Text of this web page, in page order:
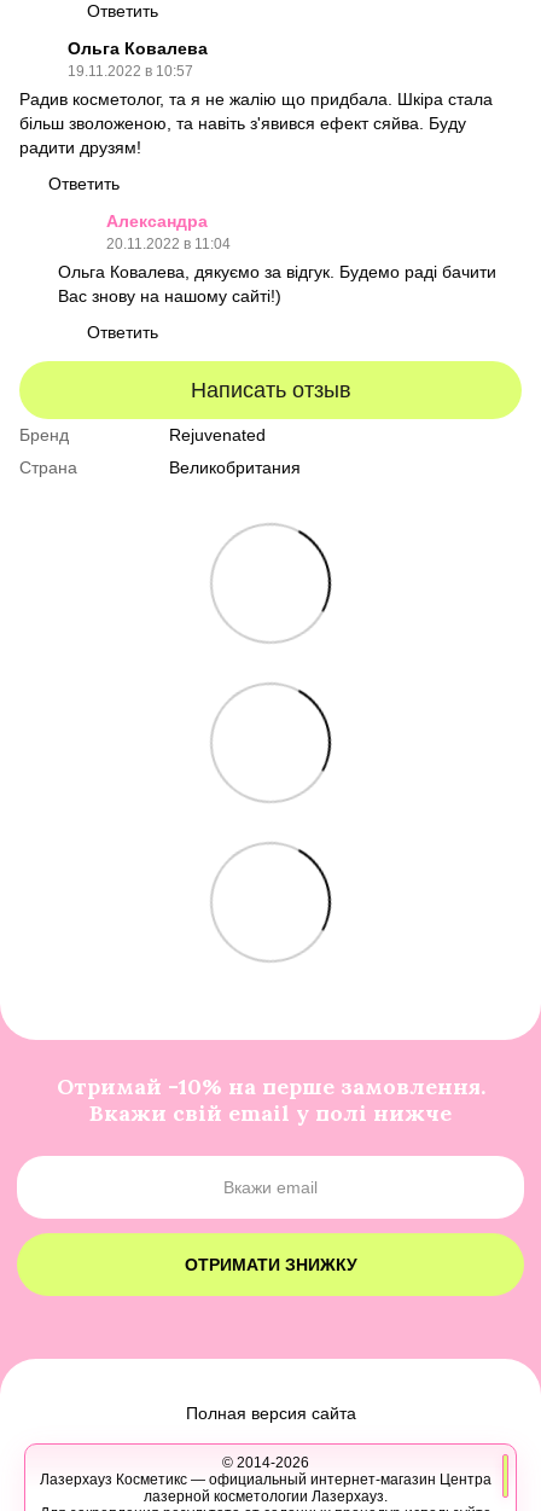
Ответить
Ольга Ковалева
19.11.2022 в 10:57
Радив косметолог, та я не жалію що придбала. Шкіра стала
більш зволоженою, та навіть з'явився ефект сяйва. Буду
радити друзям!
Ответить
Александра
20.11.2022 в 11:04
Ольга Ковалева, дякуємо за відгук. Будемо раді бачити
Вас знову на нашому сайті!)
Ответить
Написать отзыв
Бренд
Rejuvenated
Страна
Великобритания
Отримай -10% на перше замовлення.
Вкажи свій email у полі нижче
ОТРИМАТИ ЗНИЖКУ
Полная версия сайта
© 2014-2026
Лазерхауз Косметикс — официальный интернет-магазин Центра
лазерной косметологии Лазерхауз.